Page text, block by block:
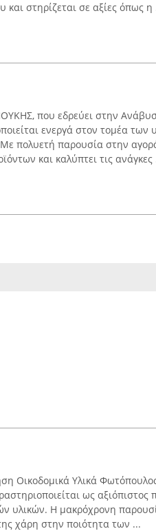
και στηρίζεται σε αξίες όπως η
που εδρεύει στην
ενεργά στον τομέα των
πολυετή παρουσία στην
και καλύπτει τις ανάγκες
Οικοδομικά Υλικά
ως
υλικών. Η μακρόχρονη
χάρη στην ποιότητα των ...